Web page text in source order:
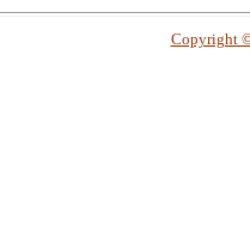
Copyright